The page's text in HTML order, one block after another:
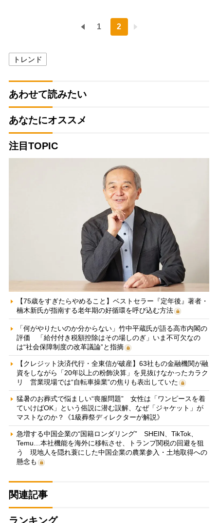
1 2
トレンド
あわせて読みたい
あなたにオススメ
注目TOPIC
【75歳をすぎたらやめること】ベストセラー『定年後』著者・
楠木新氏が指南する老年期の好循環を呼び込む方法
「何がやりたいのか分からない」竹中平蔵氏が語る高市内閣の
評価 「給付付き税額控除はその場しのぎ」いま不可欠なの
は“社会保障制度の改革議論”と指摘
【クレジット決済代行・全東信が破産】63社もの金融機関が融
資をしながら「20年以上の粉飾決算」を見抜けなかったカラク
リ 営業現場では“自転車操業”の焦りも表出していた
猛暑のお葬式で悩ましい“喪服問題” 女性は「ワンピースを着
ていけばOK」という俗説に潜む誤解、なぜ「ジャケット」が
マストなのか？《1級葬祭ディレクターが解説》
急増する中国企業の“国籍ロンダリング” SHEIN、TikTok、
Temu…本社機能を海外に移転させ、トランプ関税の回避を狙
う 現地人を隠れ蓑にした中国企業の農業参入・土地取得への
懸念も
関連記事
ランキング